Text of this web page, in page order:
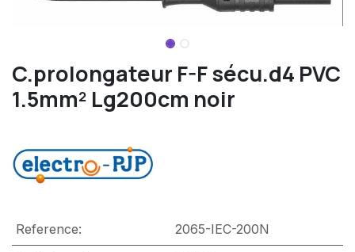
C.prolongateur F-F sécu.d4 PVC
1.5mm² Lg200cm noir
Reference: 2065-IEC-200N